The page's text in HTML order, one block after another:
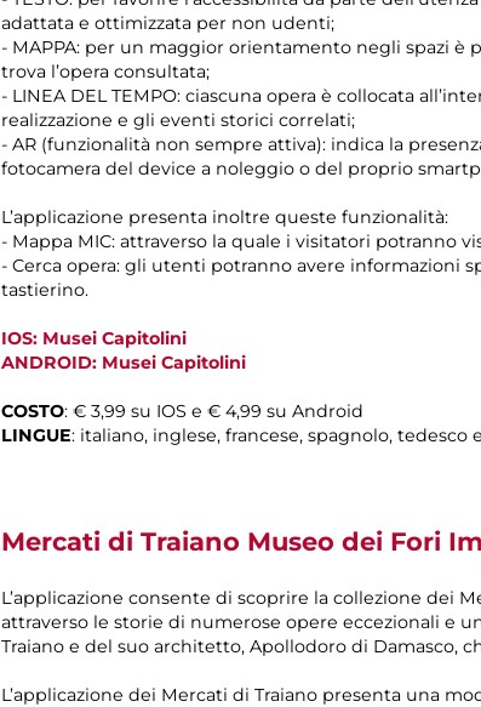
adattata e ottimizzata per non udenti;
- MAPPA: per un maggior orientamento negli spazi è
trova l’opera consultata;
- LINEA DEL TEMPO: ciascuna opera è collocata
realizzazione e gli eventi storici correlati;
- AR (funzionalità non sempre attiva): indica la
fotocamera del device a noleggio o del proprio
L’applicazione presenta inoltre queste funzionalità:
- Mappa MIC: attraverso la quale i visitatori potranno
- Cerca opera: gli utenti potranno avere informazioni
tastierino.
IOS: Musei Capitolini
ANDROID: Musei Capitolini
COSTO: € 3,99 su IOS e € 4,99 su Android
LINGUE: italiano, inglese, francese, spagnolo, tedesco
Mercati di Traiano Museo dei Fori
L’applicazione consente di scoprire la collezione dei
attraverso le storie di numerose opere eccezionali e
Traiano e del suo architetto, Apollodoro di Damasco,
L’applicazione dei Mercati di Traiano presenta una